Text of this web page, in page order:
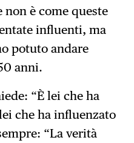
è come queste
influenti, ma
potuto andare
anni.
“È lei che ha
che ha influenzato
“La verità